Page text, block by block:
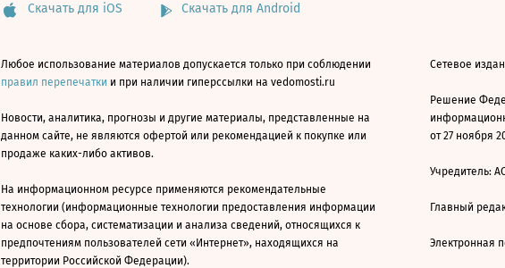
Скачать для iOS Скачать для Android
Любое использование материалов допускается только при соблюдении
правил перепечатки и при наличии гиперссылки на vedomosti.ru
Новости, аналитика, прогнозы и другие материалы, представленные на
данном сайте, не являются офертой или рекомендацией к покупке или
продаже каких-либо активов.
На информационном ресурсе применяются рекомендательные
технологии (информационные технологии предоставления информации
на основе сбора, систематизации и анализа сведений, относящихся к
предпочтениям пользователей сети «Интернет», находящихся на
территории Российской Федерации).
Сетевое
Решение
от 27 ноября
Учредитель:
Главный
Электронная